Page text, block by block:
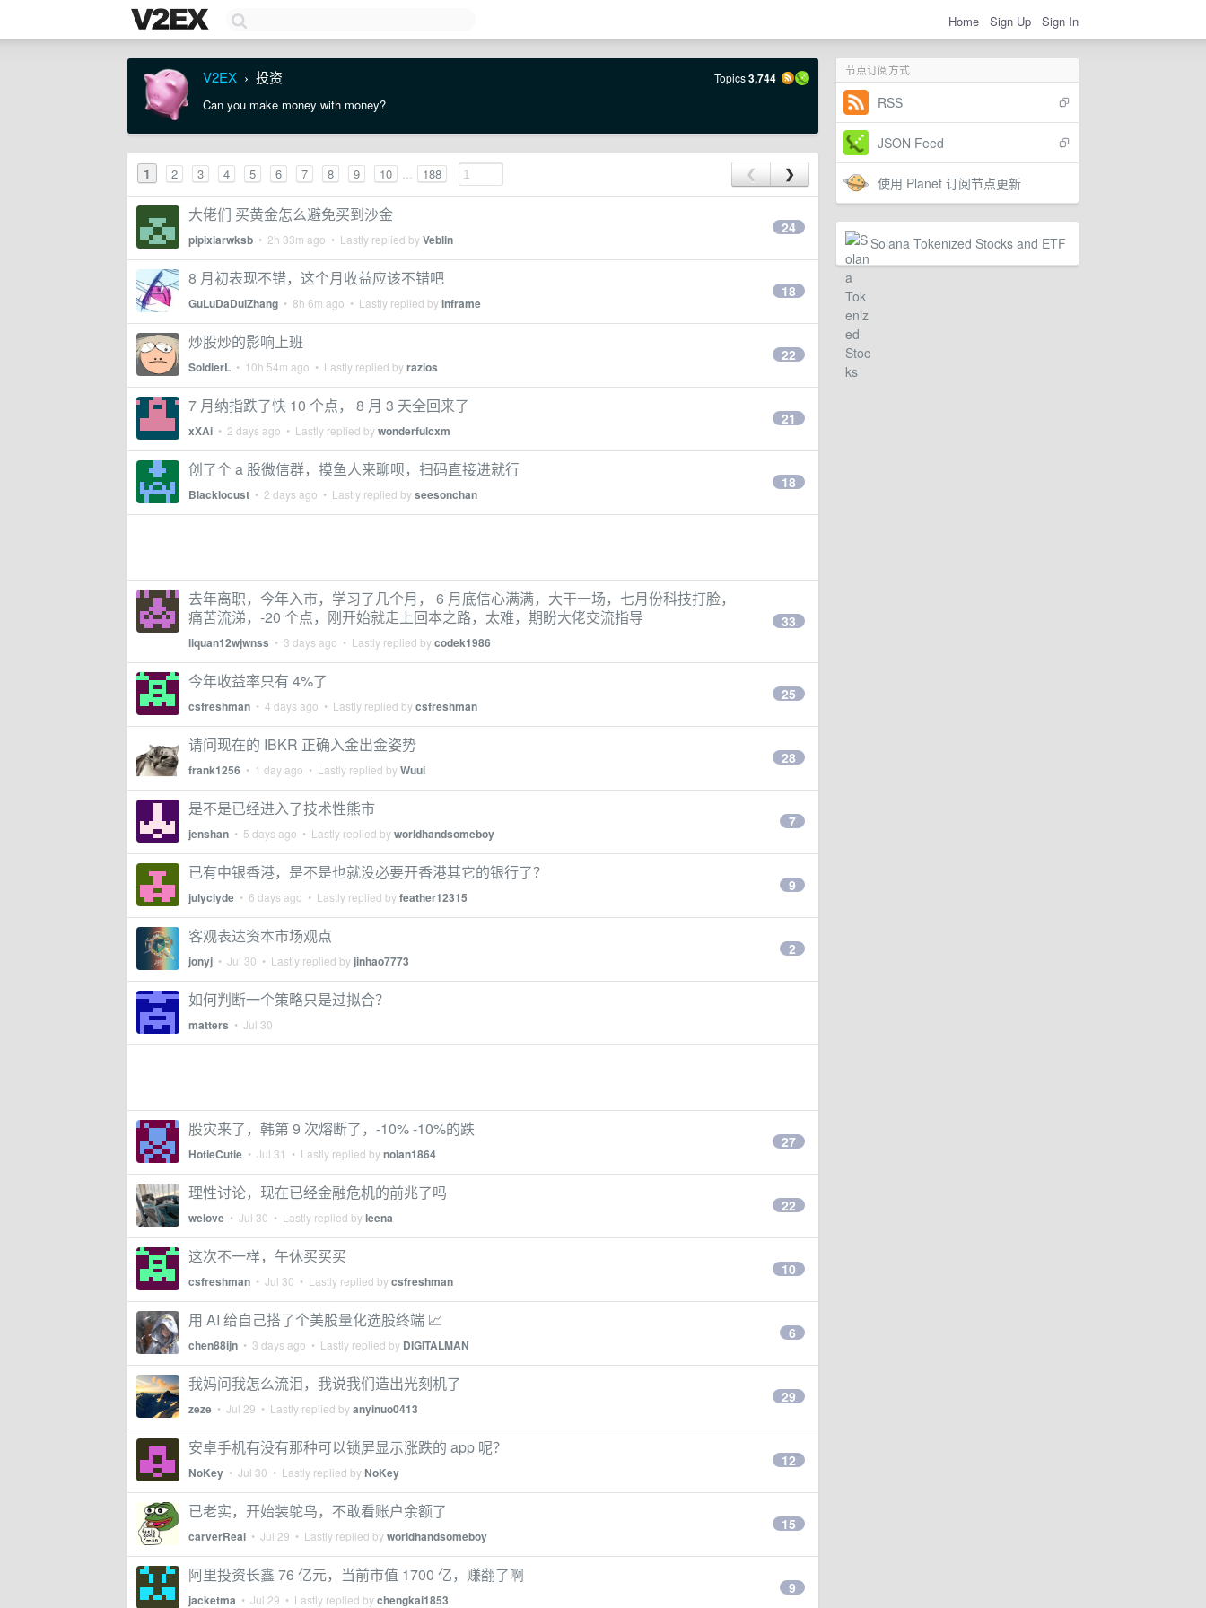
Home Sign Up Sign In
节点订阅方式
RSS
JSON Feed
使用 Planet 订阅节点更新
Solana Tokenized Stocks and ETF
V2EX › 投资 Topics3,744
Can you make money with money?
1 2 3 4 5 6 7 8 9 10 ... 188 ❮ ❯
大佬们 买黄金怎么避免买到沙金
pipixiarwksb • 2h 33m ago • Lastly replied byVeblin
24
8 月初表现不错，这个月收益应该不错吧
GuLuDaDuiZhang • 8h 6m ago • Lastly replied byinframe
18
炒股炒的影响上班
SoldierL • 10h 54m ago • Lastly replied byrazios
22
7 月纳指跌了快 10 个点， 8 月 3 天全回来了
xXAi • 2 days ago • Lastly replied bywonderfulcxm
21
创了个 a 股微信群，摸鱼人来聊呗，扫码直接进就行
Blacklocust • 2 days ago • Lastly replied byseesonchan
18
去年离职，今年入市，学习了几个月， 6 月底信心满满，大干一场，七月份科技打脸，
痛苦流涕，-20 个点，刚开始就走上回本之路，太难，期盼大佬交流指导
liquan12wjwnss • 3 days ago • Lastly replied bycodek1986
33
今年收益率只有 4%了
csfreshman • 4 days ago • Lastly replied bycsfreshman
25
请问现在的 IBKR 正确入金出金姿势
frank1256 • 1 day ago • Lastly replied byWuui
28
是不是已经进入了技术性熊市
jenshan • 5 days ago • Lastly replied byworldhandsomeboy
7
已有中银香港，是不是也就没必要开香港其它的银行了？
julyclyde • 6 days ago • Lastly replied byfeather12315
9
客观表达资本市场观点
jonyj • Jul 30 • Lastly replied by jinhao7773
2
如何判断一个策略只是过拟合？
matters • Jul 30
股灾来了，韩第 9 次熔断了，-10% -10%的跌
HotieCutie • Jul 31 • Lastly replied bynolan1864
27
理性讨论，现在已经金融危机的前兆了吗
welove • Jul 30 • Lastly replied byleena
22
这次不一样，午休买买买
csfreshman • Jul 30 • Lastly replied bycsfreshman
10
用 AI 给自己搭了个美股量化选股终端 📈
chen88ijn • 3 days ago • Lastly replied by DIGITALMAN
6
我妈问我怎么流泪，我说我们造出光刻机了
zeze • Jul 29 • Lastly replied byanyinuo0413
29
安卓手机有没有那种可以锁屏显示涨跌的 app 呢？
NoKey • Jul 30 • Lastly replied byNoKey
12
已老实，开始装鸵鸟，不敢看账户余额了
carverReal • Jul 29 • Lastly replied byworldhandsomeboy
15
阿里投资长鑫 76 亿元，当前市值 1700 亿，赚翻了啊
jacketma • Jul 29 • Lastly replied bychengkai1853
9